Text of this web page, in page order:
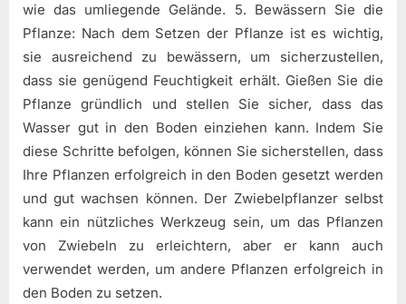
wie das umliegende Gelände. 5. Bewässern Sie die
Pflanze: Nach dem Setzen der Pflanze ist es wichtig,
sie ausreichend zu bewässern, um sicherzustellen,
dass sie genügend Feuchtigkeit erhält. Gießen Sie die
Pflanze gründlich und stellen Sie sicher, dass das
Wasser gut in den Boden einziehen kann. Indem Sie
diese Schritte befolgen, können Sie sicherstellen, dass
Ihre Pflanzen erfolgreich in den Boden gesetzt werden
und gut wachsen können. Der Zwiebelpflanzer selbst
kann ein nützliches Werkzeug sein, um das Pflanzen
von Zwiebeln zu erleichtern, aber er kann auch
verwendet werden, um andere Pflanzen erfolgreich in
den Boden zu setzen.